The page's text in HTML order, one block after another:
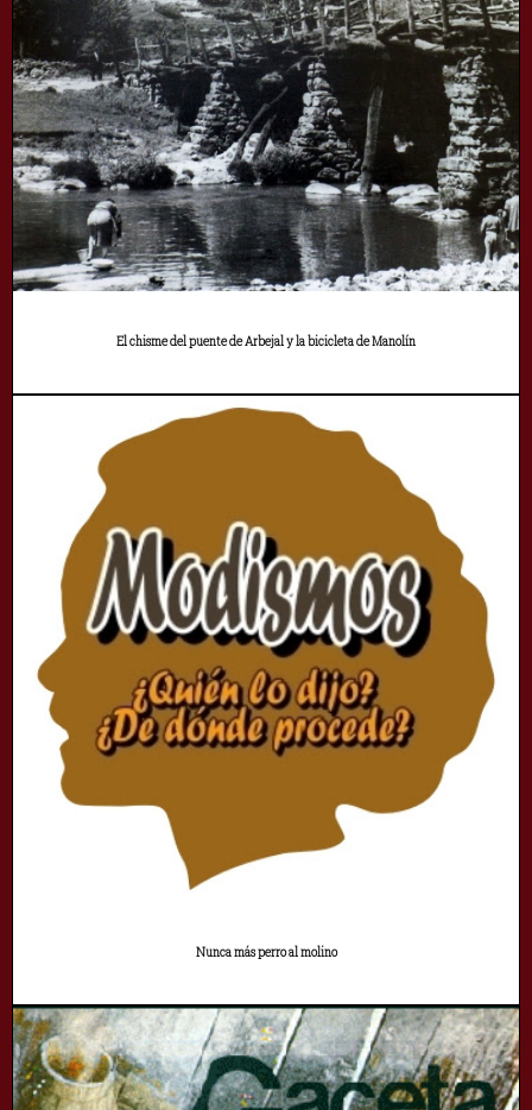
El chisme del puente de Arbejal y la bicicleta de Manolín
Nunca más perro al molino